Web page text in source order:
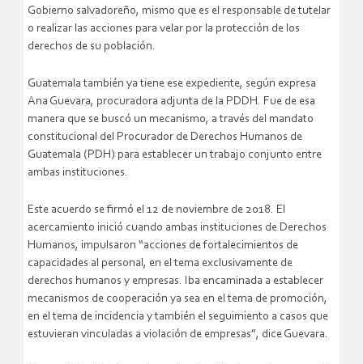
Gobierno salvadoreño, mismo que es el responsable de tutelar
o realizar las acciones para velar por la protección de los
derechos de su población.
Guatemala también ya tiene ese expediente, según expresa
Ana Guevara, procuradora adjunta de la PDDH. Fue de esa
manera que se buscó un mecanismo, a través del mandato
constitucional del Procurador de Derechos Humanos de
Guatemala (PDH) para establecer un trabajo conjunto entre
ambas instituciones.
Este acuerdo se firmó el 12 de noviembre de 2018. El
acercamiento inició cuando ambas instituciones de Derechos
Humanos, impulsaron “acciones de fortalecimientos de
capacidades al personal, en el tema exclusivamente de
derechos humanos y empresas. Iba encaminada a establecer
mecanismos de cooperación ya sea en el tema de promoción,
en el tema de incidencia y también el seguimiento a casos que
estuvieran vinculadas a violación de empresas”, dice Guevara.